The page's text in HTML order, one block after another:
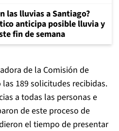
las lluvias a Santiago?
anticipa posible lluvia y
fin de semana
de la Comisión de
189 solicitudes recibidas.
a todas las personas e
de este proceso de
el tiempo de presentar